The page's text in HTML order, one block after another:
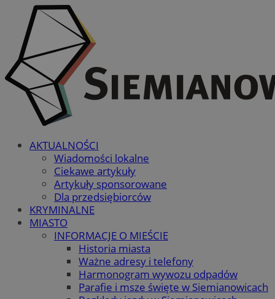
AKTUALNOŚCI
Wiadomości lokalne
Ciekawe artykuły
Artykuły sponsorowane
Dla przedsiębiorców
KRYMINALNE
MIASTO
INFORMACJE O MIEŚCIE
Historia miasta
Ważne adresy i telefony
Harmonogram wywozu odpadów
Parafie i msze święte w Siemianowicach